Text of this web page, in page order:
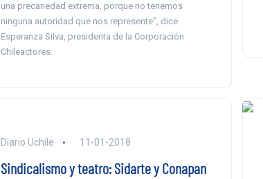
una precariedad extrema, porque no tenemos
ninguna autoridad que nos represente”, dice
Esperanza Silva, presidenta de la Corporación
Chileactores.
Diario Uchile 11-01-2018
Sindicalismo y teatro: Sidarte y Conapan